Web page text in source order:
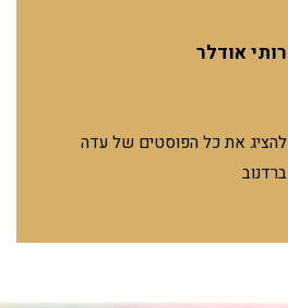
רותי אודלר
להציג את כל הפוסטים של עדה
ברדנוב